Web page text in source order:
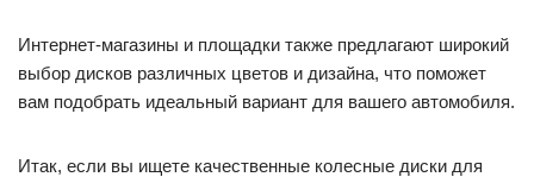
Интернет-магазины и площадки также предлагают широкий
выбор дисков различных цветов и дизайна, что поможет
вам подобрать идеальный вариант для вашего автомобиля.
Итак, если вы ищете качественные колесные диски для